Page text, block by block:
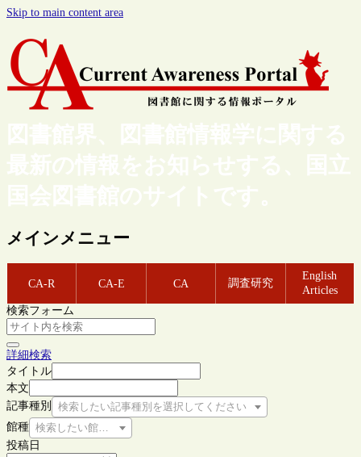
Skip to main content area
図書館界、図書館情報学に関する
最新の情報をお知らせする、国立
国会図書館のサイトです。
メインメニュー
CA-R CA-E CA 調査研究
English
Articles
検索フォーム
詳細検索
タイトル
本文
記事種別
検索したい記事種別を選択してください
館種 検索したい館種を選択してください
投稿日